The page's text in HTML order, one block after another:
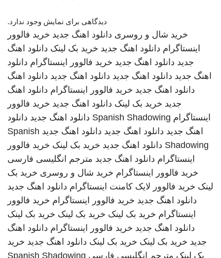
دیدگاهی برای نمایش وجود ندارد.
خرید شال و روسری دانلود اهنگ جدید خرید فالوور
اینستاگرام دانلود اهنگ جدید خرید بک لینک دانلود اهنگ
جدید دانلود اهنگ جدید خرید فالوور اینستاگرام دانلود
اهنگ جدید دانلود اهنگ جدید دانلود اهنگ جدید دانلود اهنگ
دانلود اهنگ جدید خرید فالوور اینستاگرام دانلود اهنگ
جدید خرید بک لینک دانلود اهنگ جدید خرید فالوور
اینستاگرام Spanish Shadowing دانلود اهنگ جدید دانلود
اهنگ جدید دانلود اهنگ جدید دانلود اهنگ جدید Spanish
Shadowing دانلود اهنگ جدید خرید بک لینک خرید فالوور
اینستاگرام دانلود اهنگ جدید مترجم انگلیسی فارسی
خرید فالوور اینستاگرام خرید شال و روسری خرید بک
لینک خرید فالوور لایک کامنت اینستاگرام دانلود اهنگ جدید
دانلود اهنگ جدید خرید فالوور اینستاگرام خرید فالوور
اینستاگرام خرید بک لینک خرید بک لینک خرید بک لینک
دانلود اهنگ جدید خرید فالوور اینستاگرام دانلود اهنگ
جدید خرید بک لینک خرید بک لینک دانلود اهنگ جدید خرید
بک لینک مترجم انگلیسی فارسی Spanish Shadowing